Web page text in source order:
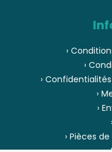
›
›
›
›
›
› Pièces